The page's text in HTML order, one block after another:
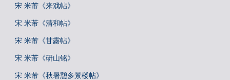
宋 米芾《来戏帖》
宋 米芾《清和帖》
宋 米芾《甘露帖》
宋 米芾《研山铭》
宋 米芾《秋暑憩多景楼帖》